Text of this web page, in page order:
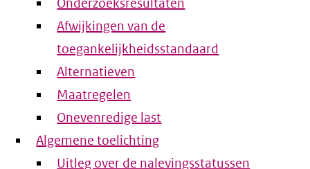
Onderzoeksresultaten
Afwijkingen van de
toegankelijkheidsstandaard
Alternatieven
Maatregelen
Onevenredige last
Algemene toelichting
Uitleg over de nalevingsstatussen